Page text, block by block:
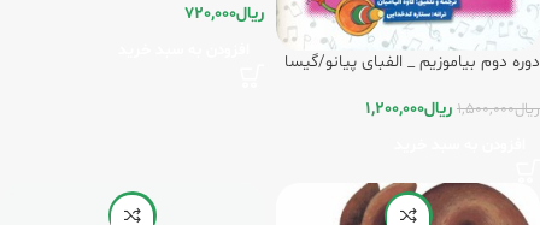
دوره دوم بیاموزیم _ الفبای پیانو/گیسا
ریال1,500,000 ریال1,200,000
ریال720,000
-20%
-8%